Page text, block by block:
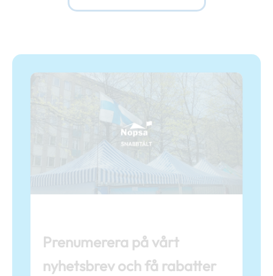
Prenumerera på vårt
nyhetsbrev och få rabatter